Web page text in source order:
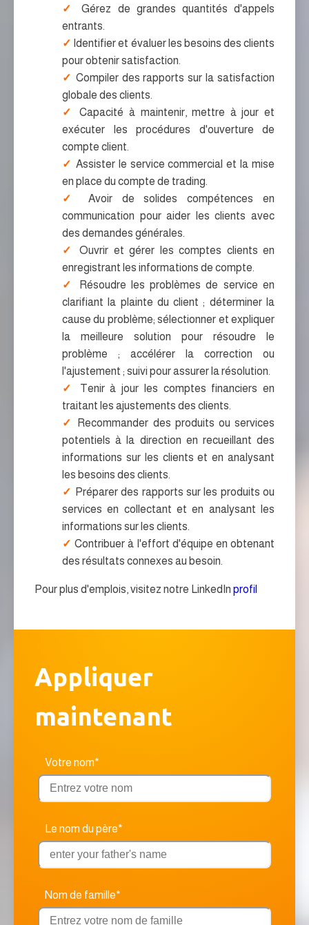
Gérez de grandes quantités d'appels
entrants.
Identifier et évaluer les besoins des clients
pour obtenir satisfaction.
Compiler des rapports sur la satisfaction
globale des clients.
Capacité à maintenir, mettre à jour et
exécuter les procédures d'ouverture de
compte client.
Assister le service commercial et la mise
en place du compte de trading.
Avoir de solides compétences en
communication pour aider les clients avec
des demandes générales.
Ouvrir et gérer les comptes clients en
enregistrant les informations de compte.
Résoudre les problèmes de service en
clarifiant la plainte du client ; déterminer la
cause du problème; sélectionner et expliquer
la meilleure solution pour résoudre le
problème ; accélérer la correction ou
l'ajustement ; suivi pour assurer la résolution.
Tenir à jour les comptes financiers en
traitant les ajustements des clients.
Recommander des produits ou services
potentiels à la direction en recueillant des
informations sur les clients et en analysant
les besoins des clients.
Préparer des rapports sur les produits ou
services en collectant et en analysant les
informations sur les clients.
Contribuer à l'effort d'équipe en obtenant
des résultats connexes au besoin.
Pour plus d'emplois, visitez notre LinkedIn profil
Appliquer
maintenant
Votre nom*
Le nom du père*
Nom de famille*